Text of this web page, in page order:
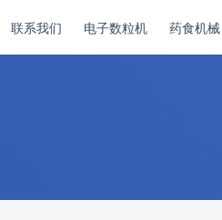
联系我们 电子数粒机 药食机械